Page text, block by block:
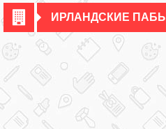
ИРЛАНДСКИЕ ПАБЫ